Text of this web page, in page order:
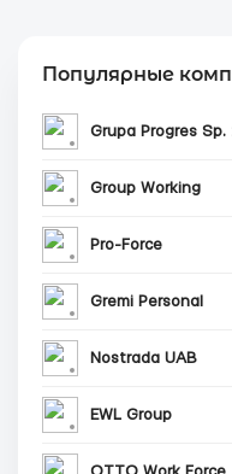
Популярные
Grupa Progres Sp.
Group Working
Pro-Force
Gremi Personal
Nostrada UAB
EWL Group